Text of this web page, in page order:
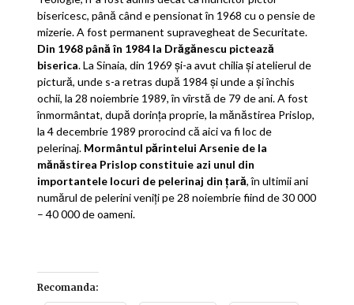
bisericesc, până când e pensionat în 1968 cu o pensie de
mizerie. A fost permanent supravegheat de Securitate.
Din 1968 până în 1984 la Drăgănescu pictează
biserica. La Sinaia, din 1969 şi-a avut chilia şi atelierul de
pictură, unde s-a retras după 1984 şi unde a şi închis
ochii, la 28 noiembrie 1989, în vîrstă de 79 de ani. A fost
înmormântat, după dorinţa proprie, la mănăstirea Prislop,
la 4 decembrie 1989 prorocind că aici va fi loc de
pelerinaj. Mormântul părintelui Arsenie de la
mănăstirea Prislop constituie azi unul din
importantele locuri de pelerinaj din ţară, în ultimii ani
numărul de pelerini veniţi pe 28 noiembrie fiind de 30 000
– 40 000 de oameni.
Recomanda: